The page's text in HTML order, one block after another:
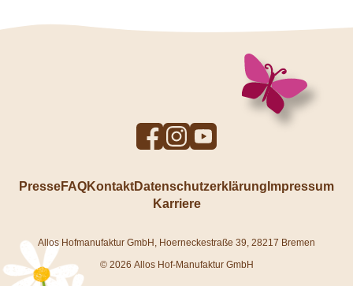
To
Facebook
To
Instagram
To
YouTube
PresseFAQKontaktDatenschutzerklärung Impressum
Karriere
Allos Hofmanufaktur GmbH, Hoerneckestraße 39, 28217 Bremen
© 2026 Allos Hof-Manufaktur GmbH